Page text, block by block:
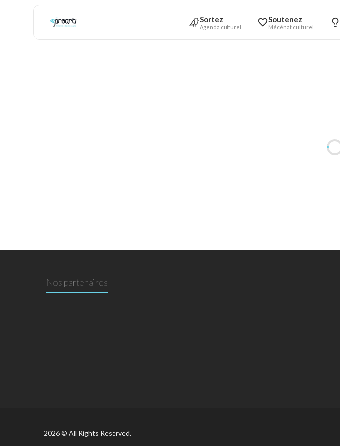
Sortez
Agenda culturel
Soutenez
Mécénat culturel
Nos partenaires
2026 © All Rights Reserved.